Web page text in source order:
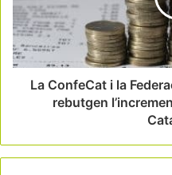
La ConfeCat i la
rebutgen